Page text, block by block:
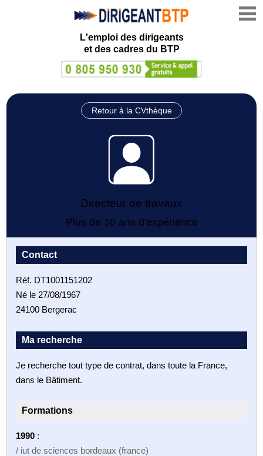
L'emploi des dirigeants
et des cadres du BTP
Retour à la CVthèque
Directeur de travaux
Plus de 10 ans d'expérience
Contact
Réf. DT1001151202
Né le 27/08/1967
24100 Bergerac
Ma recherche
Je recherche tout type de contrat, dans toute la France,
dans le Bâtiment.
Formations
1990 :
/ iut de sciences bordeaux (france)